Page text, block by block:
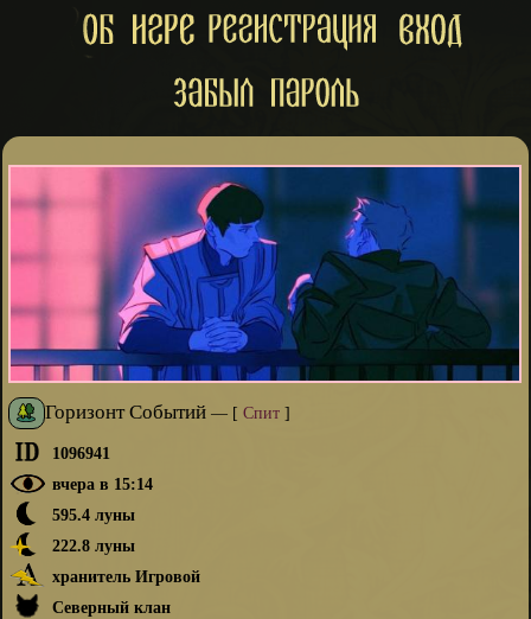
Горизонт Событий— [ Спит]
1096941
вчера в 15:14
595.4 луны
222.8 луны
хранитель Игровой
Северный клан